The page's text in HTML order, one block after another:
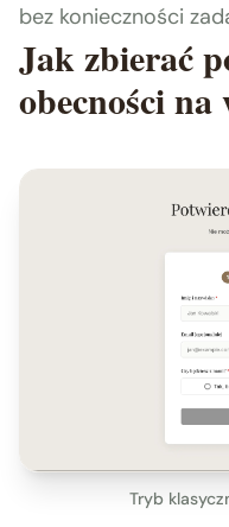
bez konieczności
Jak zbierać
obecności na
Tryb